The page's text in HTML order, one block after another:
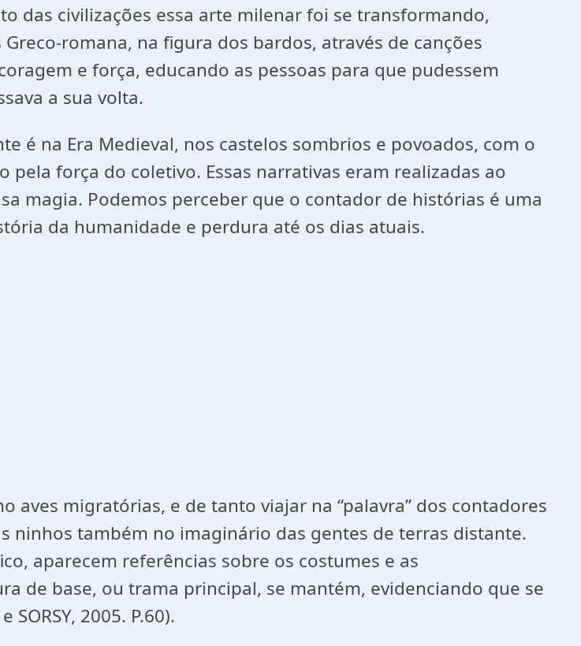
das civilizações essa arte milenar foi se transformando,
romana, na figura dos bardos, através de canções
e força, educando as pessoas para que pudessem
a sua volta.
é na Era Medieval, nos castelos sombrios e povoados, com o
força do coletivo. Essas narrativas eram realizadas ao
magia. Podemos perceber que o contador de histórias é uma
da humanidade e perdura até os dias atuais.
aves migratórias, e de tanto viajar na “palavra” dos contadores
ninhos também no imaginário das gentes de terras distante.
aparecem referências sobre os costumes e as
de base, ou trama principal, se mantém, evidenciando que se
2005. P.60).